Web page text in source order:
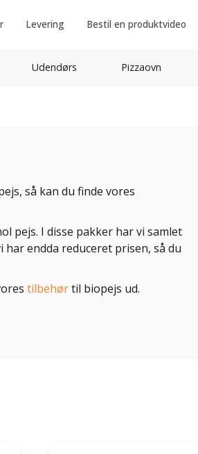
Levering Bestil en produktvideo
Udendørs Pizzaovn
så kan du finde vores
pejs. I disse pakker har vi samlet
endda reduceret prisen, så du
tilbehørtil biopejs ud.